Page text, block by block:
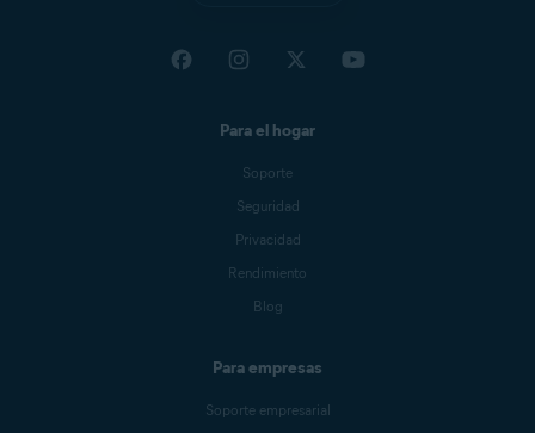
Para el hogar
Soporte
Seguridad
Privacidad
Rendimiento
Blog
Para empresas
Soporte empresarial